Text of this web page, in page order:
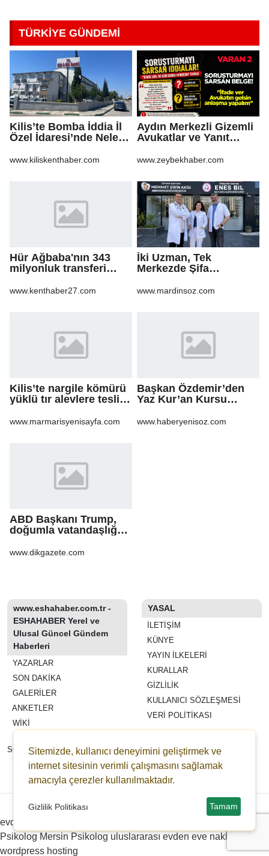
TÜRKİYE GÜNDEMİ
Kilis’te Bomba İddia İl
Özel İdaresi’nde Neler
www.kiliskenthaber.com
Aydın Merkezli Gizemli
Avukatlar ve Yanıt
www.zeybekhaber.com
Hür Ağbaba'nın 343
milyonluk transferi
Ağbaba'ya milyonlar
www.kenthaber27.com
İki Uzman, Tek
Merkezde Şifa
www.mardinsoz.com
Kilis’te nargile kömürü
yüklü tır alevlere teslim
www.marmarisyenisayfa.com
Başkan Özdemir’den
Yaz Kur’an Kursu
www.haberyenisoz.com
ABD Başkanı Trump,
doğumla vatandaşlığa
genişleten
www.dikgazete.com
www.eshahaber.com.tr -
ESHAHABER Yerel ve
Ulusal Güncel Gündem
Haberleri
YAZARLAR
SON DAKİKA
GALERİLER
ANKETLER
WİKİ
SÖZLEŞMESI
ESHAHABER
ESHA TV
YASAL
İLETIŞIM
KÜNYE
YAYIN İLKELERI
KURALLAR
GIZLILIK
KULLANICI SÖZLEŞMESI
VERI POLITIKASI
Sitemizde, kullanıcı deneyimini geliştirmek ve
internet sitesinin verimli çalışmasını sağlamak
amacıyla çerezler kullanılmaktadır.
Gizlilik Politikası Tamam
Copyright © 2022-2026 eshahaber.com.tr eshatv.com - HaberPanelim.com v8.7.6
evden eve nakliyat
Psikolog Mersin Psikolog uluslararası evden eve nakliyat
wordpress hosting